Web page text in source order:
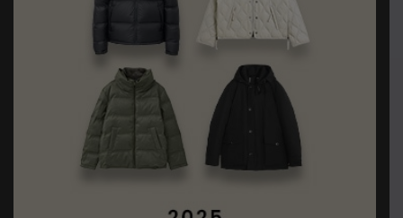
個体差が生じる場合がございます。